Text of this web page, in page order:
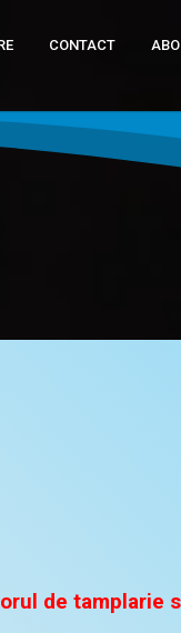
CONTACT
de tamplarie